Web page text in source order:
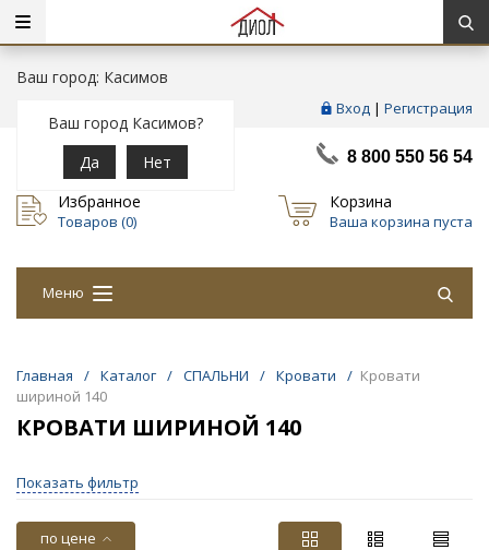
Ваш город: Касимов
Ваш город Касимов?
Да
Нет
Вход | Регистрация
8 800 550 56 54
Избранное
Товаров (0)
Корзина
Ваша корзина пуста
Меню
Главная / Каталог / СПАЛЬНИ / Кровати / Кровати
шириной 140
КРОВАТИ ШИРИНОЙ 140
Показать фильтр
по цене